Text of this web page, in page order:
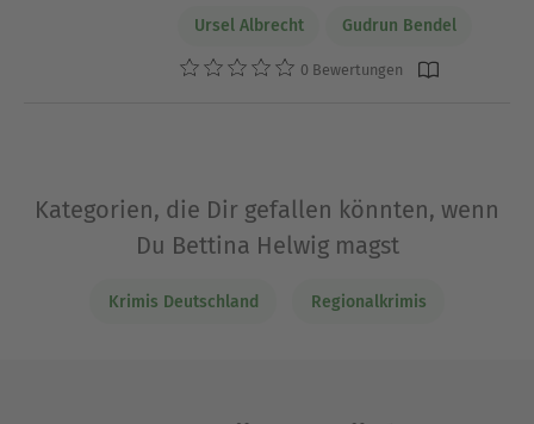
Ursel Albrecht Gudrun Bendel
0 Bewertungen
Kategorien, die Dir gefallen könnten, wenn
Du Bettina Helwig magst
Krimis Deutschland Regionalkrimis